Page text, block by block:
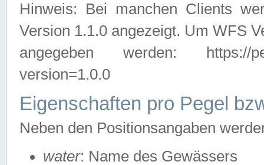
Hinweis: Bei manchen Clients
Version 1.1.0 angezeigt. Um WFS
angegeben werden: https://
version=1.0.0
Eigenschaften pro Pegel
Neben den Positionsangaben
water: Name des Gewässers